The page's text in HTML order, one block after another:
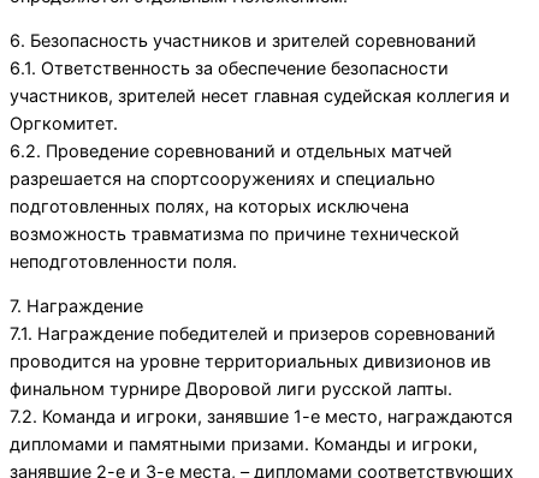
6. Безопасность участников и зрителей соревнований
6.1. Ответственность за обеспечение безопасности
участников, зрителей несет главная судейская коллегия и
Оргкомитет.
6.2. Проведение соревнований и отдельных матчей
разрешается на спортсооружениях и специально
подготовленных полях, на которых исключена
возможность травматизма по причине технической
неподготовленности поля.
7. Награждение
7.1. Награждение победителей и призеров соревнований
проводится на уровне территориальных дивизионов ив
финальном турнире Дворовой лиги русской лапты.
7.2. Команда и игроки, занявшие 1-е место, награждаются
дипломами и памятными призами. Команды и игроки,
занявшие 2-е и 3-е места, – дипломами соответствующих